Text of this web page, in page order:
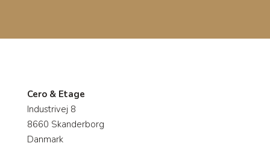
Cero & Etage
Industrivej 8
8660 Skanderborg
Danmark